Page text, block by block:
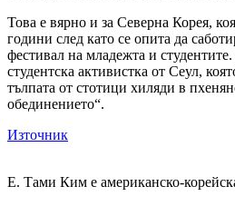
Това е вярно и за Северна Корея,
години след като се опита да
фестивал на младежта и
студентска активистка от Сеул,
тълпата от стотици хиляди в
обединението“.
Източник
Е. Тами Ким е американско-